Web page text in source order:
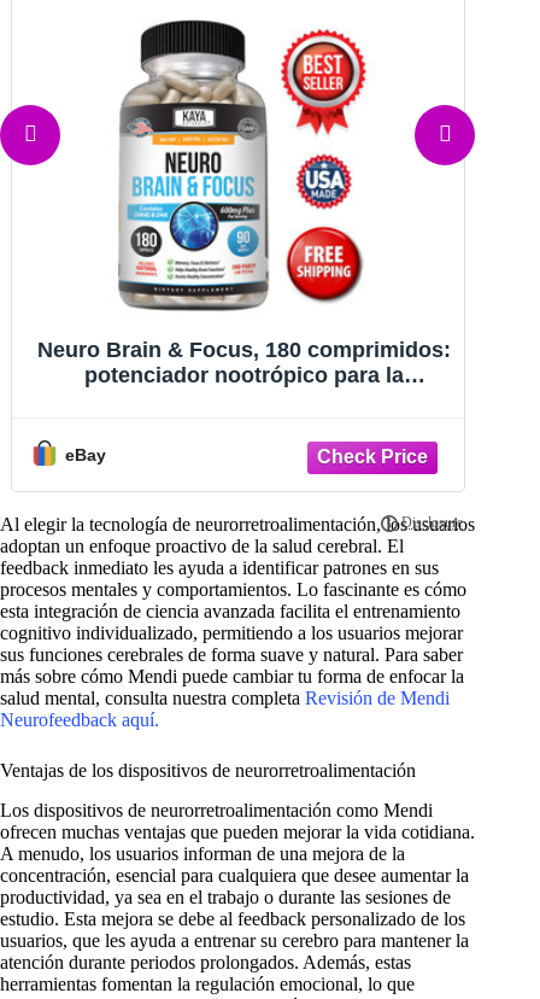
Potenciador cerebral nootrópico, 60
cápsulas, apoyo para la salud cerebral y
eBay
Al elegir la tecnología de neurorretroalimentación, los usuarios
adoptan un enfoque proactivo de la salud cerebral. El
feedback inmediato les ayuda a identificar patrones en sus
procesos mentales y comportamientos. Lo fascinante es cómo
esta integración de ciencia avanzada facilita el entrenamiento
cognitivo individualizado, permitiendo a los usuarios mejorar
sus funciones cerebrales de forma suave y natural. Para saber
más sobre cómo Mendi puede cambiar tu forma de enfocar la
salud mental, consulta nuestra completa Revisión de Mendi
Neurofeedback aquí.
Ventajas de los dispositivos de neurorretroalimentación
Los dispositivos de neurorretroalimentación como Mendi
ofrecen muchas ventajas que pueden mejorar la vida cotidiana.
A menudo, los usuarios informan de una mejora de la
concentración, esencial para cualquiera que desee aumentar la
productividad, ya sea en el trabajo o durante las sesiones de
estudio. Esta mejora se debe al feedback personalizado de los
usuarios, que les ayuda a entrenar su cerebro para mantener la
atención durante periodos prolongados. Además, estas
herramientas fomentan la regulación emocional, lo que